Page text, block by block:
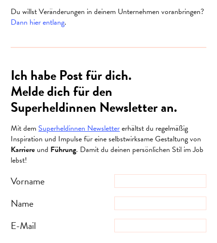
Du willst Veränderungen in deinem Unternehmen voranbringen?
Dann hier entlang.
Ich habe Post für dich.
Melde dich für den
Superheldinnen Newsletter an.
Mit demSuperheldinnen Newslettererhältst du regelmäßig
Inspiration und Impulse für eine selbstwirksame Gestaltung von
Karriere und Führung. Damit du deinen persönlichen Stil im Job
lebst!
Vorname
Name
E-Mail